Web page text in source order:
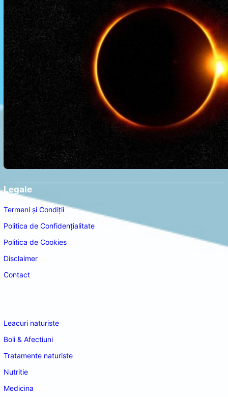
Legale
Termeni și Condiții
Politica de Confidențialitate
Politica de Cookies
Disclaimer
Contact
Leacuri naturiste
Boli & Afectiuni
Tratamente naturiste
Nutritie
Medicina